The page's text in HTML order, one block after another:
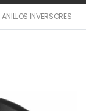
ANILLOS INVERSORES